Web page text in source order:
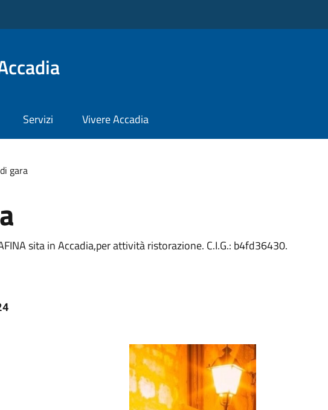
Servizi Vivere Accadia
gara
sita in Accadia,per attività ristorazione. C.I.G.: b4fd36430.